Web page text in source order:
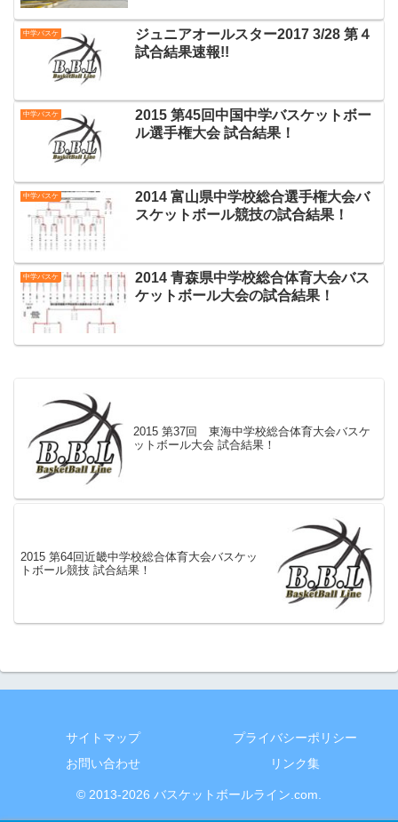
中学バスケ
ジュニアオールスター2017 3/28 第４
試合結果速報!!
中学バスケ
2015 第45回中国中学バスケットボー
ル選手権大会 試合結果！
中学バスケ
2014 富山県中学校総合選手権大会バ
スケットボール競技の試合結果！
中学バスケ
2014 青森県中学校総合体育大会バス
ケットボール大会の試合結果！
2015 第37回 東海中学校総合体育大会バスケ
ットボール大会 試合結果！
2015 第64回近畿中学校総合体育大会バスケッ
トボール競技 試合結果！
サイトマップ
プライバシーポリシー
お問い合わせ
リンク集
© 2013-2026 バスケットボールライン.com.